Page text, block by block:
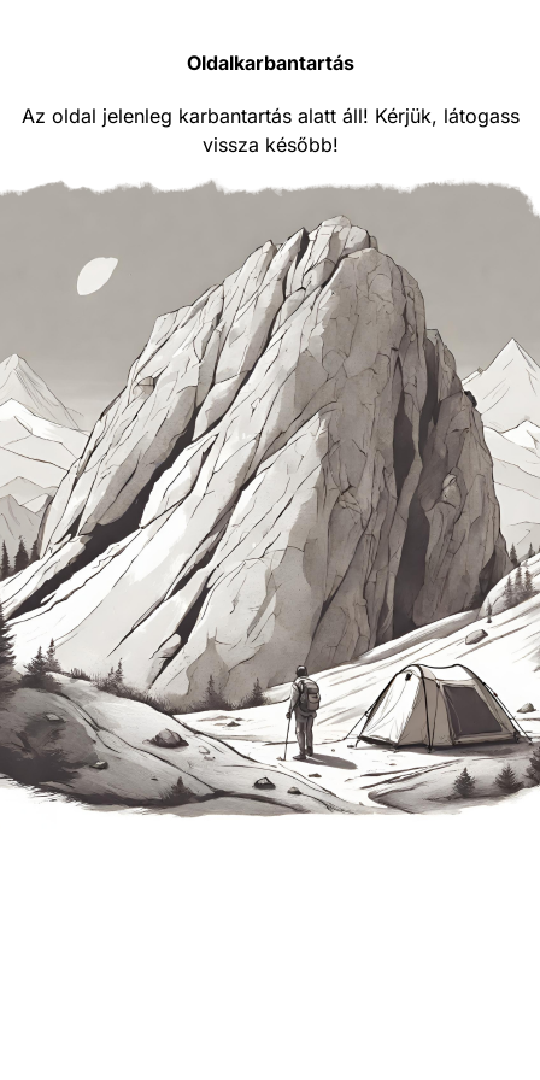
Oldalkarbantartás
Az oldal jelenleg karbantartás alatt áll! Kérjük, látogass
vissza később!